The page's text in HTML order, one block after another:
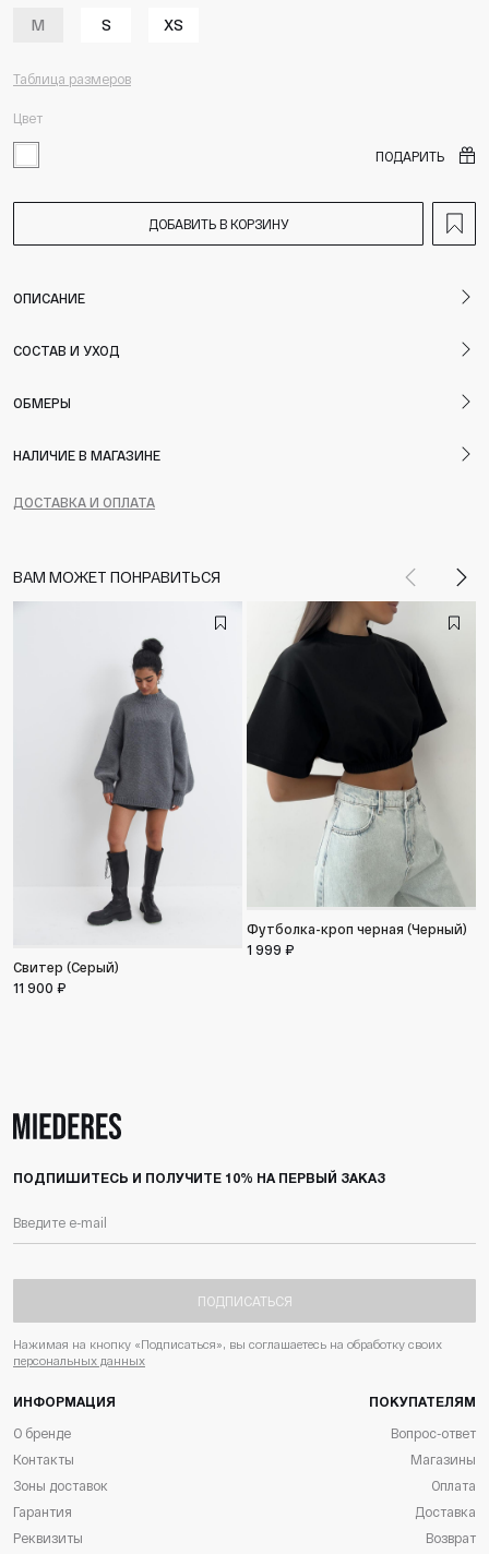
M S XS
Таблица размеров
Цвет
ПОДАРИТЬ
ДОБАВИТЬ В КОРЗИНУ
ОПИСАНИЕ
СОСТАВ И УХОД
ОБМЕРЫ
НАЛИЧИЕ В МАГАЗИНЕ
ДОСТАВКА И ОПЛАТА
ВАМ МОЖЕТ ПОНРАВИТЬСЯ Назад
Свитер (Серый)
11 900 ₽
Футболка-кроп черная (Черный)
1 999 ₽
ПОДПИШИТЕСЬ И ПОЛУЧИТЕ 10% НА ПЕРВЫЙ ЗАКАЗ
ПОДПИСАТЬСЯ
Нажимая на кнопку «Подписаться», вы соглашаетесь на обработку своих
персональных данных
ИНФОРМАЦИЯ
О бренде
Контакты
Зоны доставок
Гарантия
Реквизиты
ПОКУПАТЕЛЯМ
Вопрос-ответ
Магазины
Оплата
Доставка
Возврат